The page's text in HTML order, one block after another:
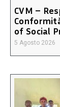
CVM –
of Social
5 Agosto 2026